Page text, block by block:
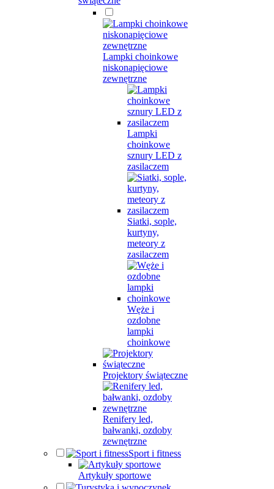
Lampki choinkowe
niskonapięciowe
zewnętrzne
Lampki
choinkowe
sznury LED z
zasilaczem
Siatki, sople,
kurtyny,
meteory z
zasilaczem
Węże i
ozdobne
lampki
choinkowe
Projektory świąteczne
Renifery led,
bałwanki, ozdoby
zewnętrzne
Sport i fitness
Artykuły sportowe